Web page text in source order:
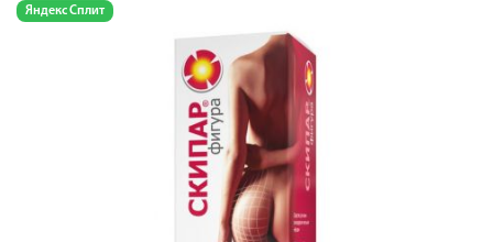
Яндекс Сплит